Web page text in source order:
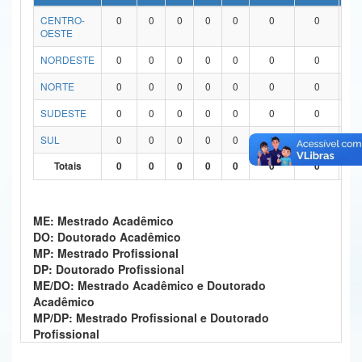
Ministério da Ciência, Tecnologia, Inovações e Comunicações
Ministério do Turismo
Ministério do Desenvolvimento Regional
Ministério da Mulher, da Família e dos Direitos Humanos
Banco Central do Brasil
CENTRO-
OESTE
0 0 0 0 0 0 0
NORDESTE 0 0 0 0 0 0 0
NORTE
0 0 0 0 0 0 0
SUDESTE
0 0 0 0 0 0 0
SUL
0 0 0 0 0 0 0
0
Totais
0 0 0 0 0 0 0 0
ME: Mestrado Acadêmico
DO: Doutorado Acadêmico
MP: Mestrado Profissional
DP: Doutorado Profissional
ME/DO: Mestrado Acadêmico e Doutorado
Acadêmico
MP/DP: Mestrado Profissional e Doutorado
Profissional